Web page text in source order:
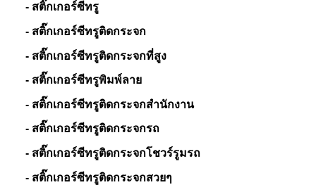
- สติ๊กเกอร์ซีทรู
- สติ๊กเกอร์ซีทรูติดกระจก
- สติ๊กเกอร์ซีทรูติดกระจกที่สูง
- สติ๊กเกอร์ซีทรูพิมพ์ลาย
- สติ๊กเกอร์ซีทรูติดกระจกสำนักงาน
- สติ๊กเกอร์ซีทรูติดกระจกรถ
- สติ๊กเกอร์ซีทรูติดกระจกโชวร์รูมรถ
- สติ๊กเกอร์ซีทรูติดกระจกสวยๆ